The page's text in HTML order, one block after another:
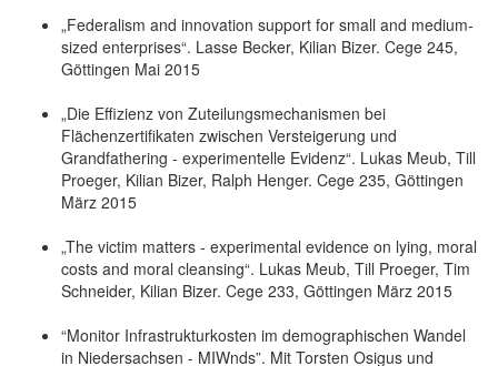
„Federalism and innovation support for small and medium-
sized enterprises“. Lasse Becker, Kilian Bizer. Cege 245,
Göttingen Mai 2015
„Die Effizienz von Zuteilungsmechanismen bei
Flächenzertifikaten zwischen Versteigerung und
Grandfathering - experimentelle Evidenz“. Lukas Meub, Till
Proeger, Kilian Bizer, Ralph Henger. Cege 235, Göttingen
März 2015
„The victim matters - experimental evidence on lying, moral
costs and moral cleansing“. Lukas Meub, Till Proeger, Tim
Schneider, Kilian Bizer. Cege 233, Göttingen März 2015
“Monitor Infrastrukturkosten im demographischen Wandel
in Niedersachsen - MIWnds”. Mit Torsten Osigus und